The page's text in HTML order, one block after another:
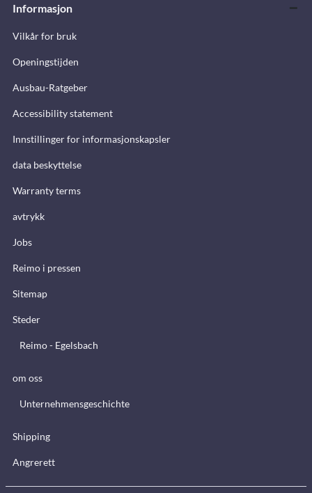
Informasjon
Vilkår for bruk
Openingstijden
Ausbau-Ratgeber
Accessibility statement
Innstillinger for informasjonskapsler
data beskyttelse
Warranty terms
avtrykk
Jobs
Reimo i pressen
Sitemap
Steder
Reimo - Egelsbach
om oss
Unternehmensgeschichte
Shipping
Angrerett